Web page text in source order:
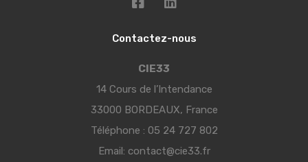
Contactez-nous
CIE33
14 Cours de l’Intendance
33000 BORDEAUX, France
Téléphone : 05 24 727 802
Email: contact@cie33.fr